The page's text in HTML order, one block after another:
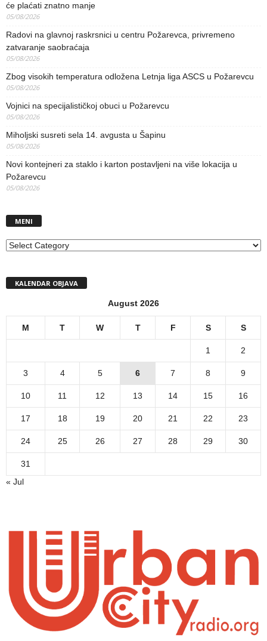
će plaćati znatno manje
05/08/2026
Radovi na glavnoj raskrsnici u centru Požarevca, privremeno
zatvaranje saobraćaja
05/08/2026
Zbog visokih temperatura odložena Letnja liga ASCS u Požarevcu
05/08/2026
Vojnici na specijalističkoj obuci u Požarevcu
05/08/2026
Miholjski susreti sela 14. avgusta u Šapinu
05/08/2026
Novi kontejneri za staklo i karton postavljeni na više lokacija u
Požarevcu
05/08/2026
MENI
MENI
KALENDAR OBJAVA
August 2026
M T W T F S S
1 2
3 4 5 6 7 8 9
10 11 12 13 14 15 16
17 18 19 20 21 22 23
24 25 26 27 28 29 30
31
« Jul